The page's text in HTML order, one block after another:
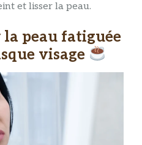
et lisser la peau.
peau fatiguée
visage